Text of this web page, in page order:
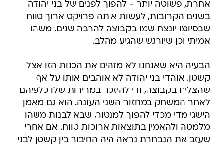
אחרת, פשוטה יותר - להפוך לפנים של בני יהודה
בשנים הקרובות, לעשות איתה פרויקט ארוך טווח
שבסיומו יונצח שמו בקבוצה להרבה שנים. משהו
אמיתי וכן שיורגש שהגיע מהלב.
הבעיה היא שאנחנו לא מזהים את הכנות הזו אצל
קשטן. אוהדי בני יהודה לא אוהבים אותו על אף
שהצליח בקבוצה, ודי להיזכר במרירות שלו כלפיהם
לאחר המשחק במחזור השני העונה. הוא גם מאמן
הישגי מדי מכדי להפוך למנטור, שבא לבנות משהו
מלמטה ולהאמין בתוצאות ארוכות טווח. אם אחרי
שעזב את הנבחרת נראה היה החיבור בין קשטן לבני